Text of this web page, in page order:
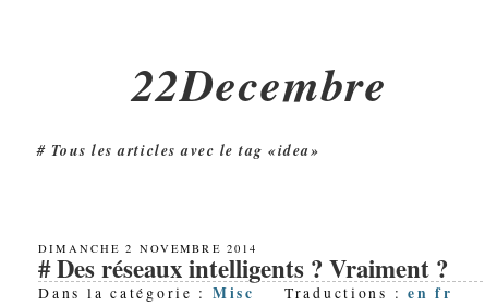
22Decembre
Tous les articles avec le tag «idea»
DIMANCHE 2 NOVEMBRE 2014
Des réseaux intelligents ? Vraiment ?
Dans la catégorie : Misc Traductions :en fr